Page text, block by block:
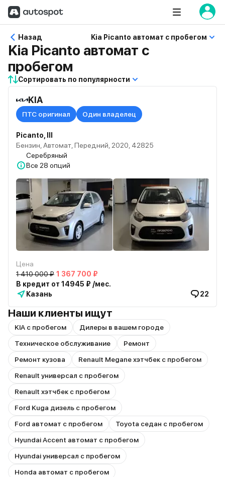
Назад Kia Picanto автомат с пробегом
Kia Picanto автомат с
пробегом
Сортировать по популярности
KIA
ПТС оригинал Один владелец
Picanto, III
Бензин, Автомат, Передний, 2020, 42825
Серебряный
Все 28 опций
Цена
1 410 000 ₽ 1 367 700 ₽
В кредит от 14945 ₽ /мес.
Казань
22
Наши клиенты ищут
KIA с пробегом
Дилеры в вашем городе
Техническое обслуживание
Ремонт
Ремонт кузова
Renault Megane хэтчбек с пробегом
Renault универсал с пробегом
Renault хэтчбек с пробегом
Ford Kuga дизель с пробегом
Ford автомат с пробегом
Toyota седан с пробегом
Hyundai Accent автомат с пробегом
Hyundai универсал с пробегом
Honda автомат с пробегом